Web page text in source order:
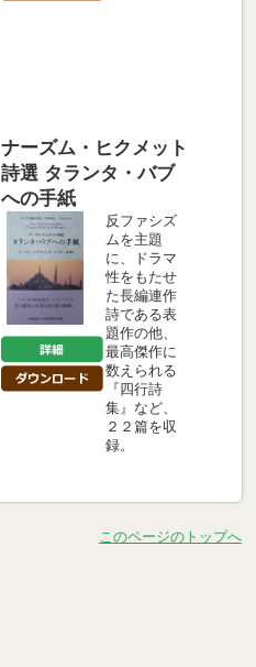
ナーズム・ヒクメット
詩選 タランタ・バブ
への手紙
反ファシズ
ムを主題
に、ドラマ
性をもたせ
た長編連作
詩である表
題作の他、
最高傑作に
数えられる
『四行詩
集』など、
２２篇を収
録。
このページのトップへ